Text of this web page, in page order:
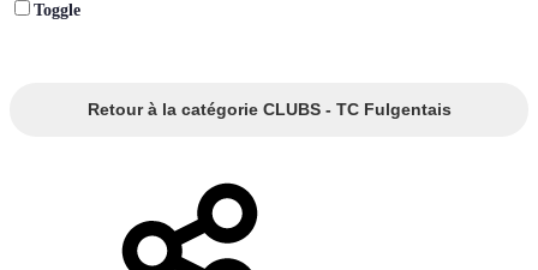
Toggle
Retour à la catégorie CLUBS - TC Fulgentais